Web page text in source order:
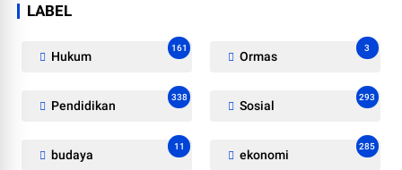
LABEL
Hukum
161
Ormas
3
Pendidikan
338
Sosial
293
budaya
11
ekonomi
285